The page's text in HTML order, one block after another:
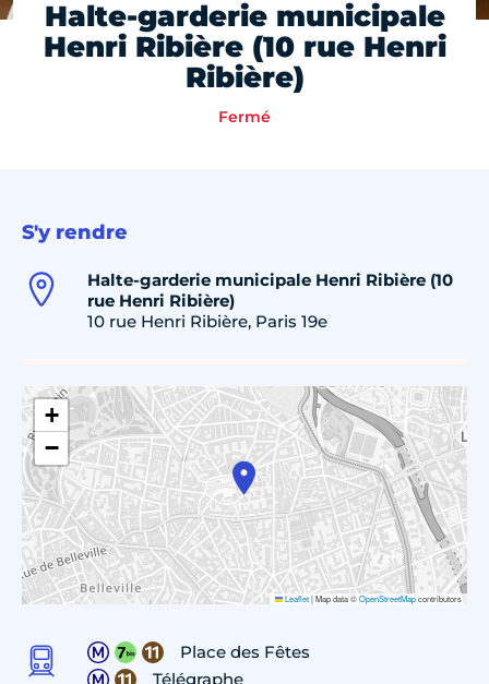
Halte-garderie municipale
Henri Ribière (10 rue Henri
Ribière)
Fermé
S'y rendre
Halte-garderie municipale Henri Ribière (10
rue Henri Ribière)
10 rue Henri Ribière, Paris 19e
+
−
Leaflet|Map data ©OpenStreetMapcontributors
Place des Fêtes
Télégraphe